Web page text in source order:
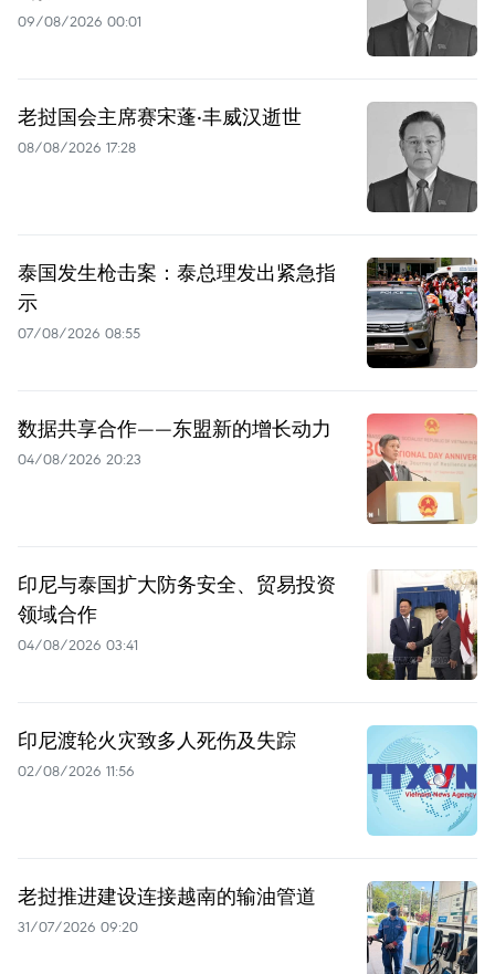
09/08/2026 00:01
老挝国会主席赛宋蓬·丰威汉逝世
08/08/2026 17:28
泰国发生枪击案：泰总理发出紧急指
示
07/08/2026 08:55
数据共享合作——东盟新的增长动力
04/08/2026 20:23
印尼与泰国扩大防务安全、贸易投资
领域合作
04/08/2026 03:41
印尼渡轮火灾致多人死伤及失踪
02/08/2026 11:56
老挝推进建设连接越南的输油管道
31/07/2026 09:20